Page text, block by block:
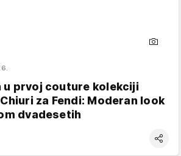
u prvoj couture kolekciji
za Fendi: Moderan look
dvadesetih